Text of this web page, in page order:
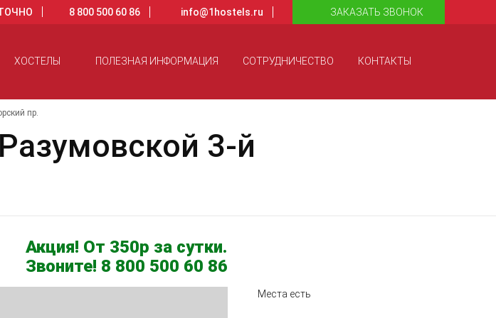
8 800 500 60 86 info@1hostels.ru ЗАКАЗАТЬ ЗВОНОК
ХОСТЕЛЫ ПОЛЕЗНАЯ ИНФОРМАЦИЯ СОТРУДНИЧЕСТВО КОНТАКТЫ
пр.
3-й
Акция! От 350р за сутки.
Звоните! 8 800 500 60 86
Места есть